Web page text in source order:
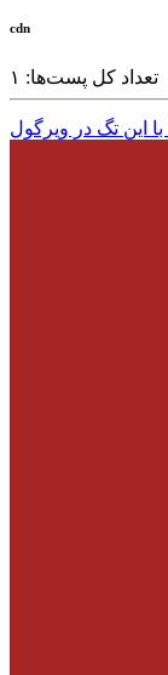
cdn
تعداد کل پست‌ها: ۱